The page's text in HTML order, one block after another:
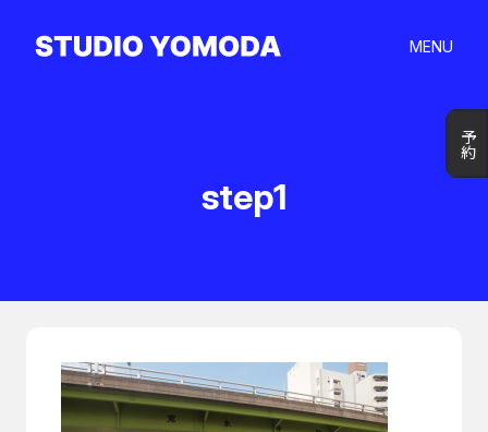
MENU
予約
予約
step1